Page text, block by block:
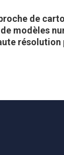
de
modèles
résolution